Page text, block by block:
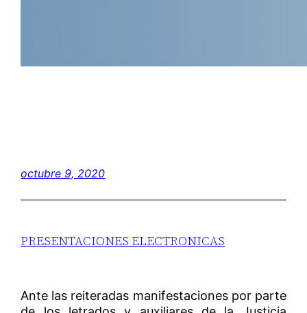
octubre 9, 2020
PRESENTACIONES ELECTRONICAS
Ante las reiteradas manifestaciones por parte